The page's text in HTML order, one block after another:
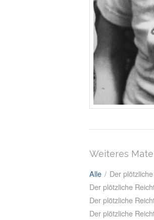
Weiteres
Alle / Der
Der plötzliche
Der plötzliche
Der plötzliche